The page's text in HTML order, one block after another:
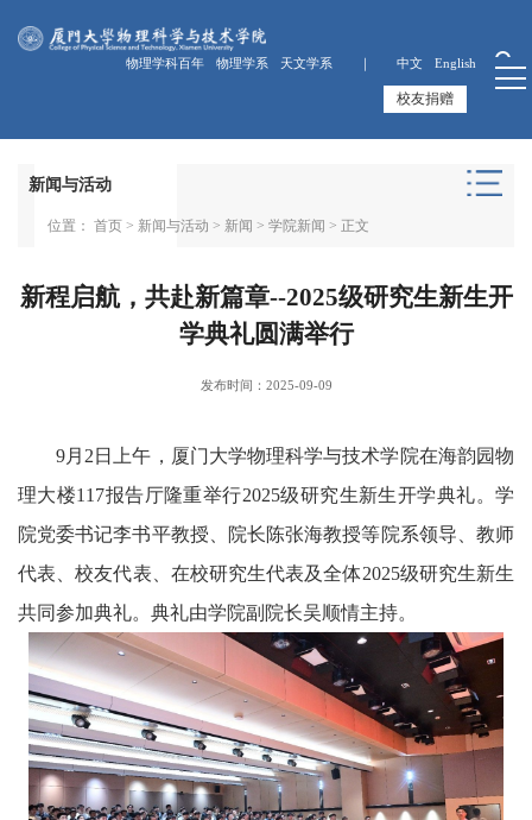
物理学科百年 物理学系 天文学系 ｜ 中文 English
校友捐赠
新闻与活动
位置： 首页> 新闻与活动 > 新闻 > 学院新闻 > 正文
新程启航，共赴新篇章--2025级研究生新生开
学典礼圆满举行
发布时间：2025-09-09
9月2日上午，厦门大学物理科学与技术学院在海韵园物
理大楼117报告厅隆重举行2025级研究生新生开学典礼。学
院党委书记李书平教授、院长陈张海教授等院系领导、教师
代表、校友代表、在校研究生代表及全体2025级研究生新生
共同参加典礼。典礼由学院副院长吴顺情主持。